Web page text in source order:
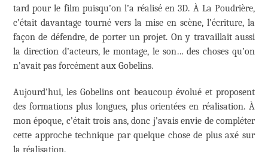
tard pour le film puisqu’on l’a réalisé en 3D. À La Poudrière,
c’était davantage tourné vers la mise en scène, l’écriture, la
façon de défendre, de porter un projet. On y travaillait aussi
la direction d’acteurs, le montage, le son… des choses qu’on
n’avait pas forcément aux Gobelins.
Aujourd’hui, les Gobelins ont beaucoup évolué et proposent
des formations plus longues, plus orientées en réalisation. À
mon époque, c’était trois ans, donc j’avais envie de compléter
cette approche technique par quelque chose de plus axé sur
la réalisation.